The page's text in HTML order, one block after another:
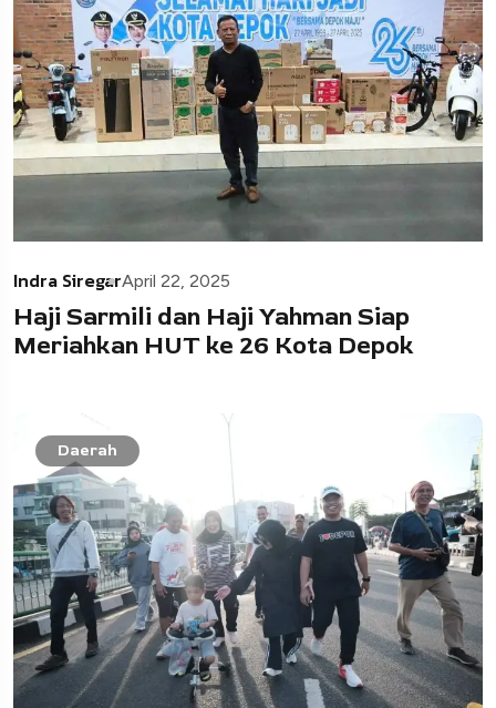
Indra SiregarApril 22, 2025
Haji Sarmili dan Haji Yahman Siap
Meriahkan HUT ke 26 Kota Depok
Daerah